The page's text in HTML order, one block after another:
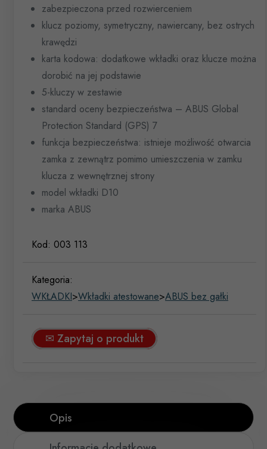
zabezpieczona przed rozwierceniem
klucz poziomy, symetryczny, nawiercany, bez ostrych
krawędzi
karta kodowa: dodatkowe wkładki oraz klucze można
dorobić na jej podstawie
5-kluczy w zestawie
standard oceny bezpieczeństwa – ABUS Global
Protection Standard (GPS) 7
funkcja bezpieczeństwa: istnieje możliwość otwarcia
zamka z zewnątrz pomimo umieszczenia w zamku
klucza z wewnętrznej strony
model wkładki D10
marka ABUS
Kod: 003 113
Kategoria:
WKŁADKI>Wkładki atestowane>ABUS bez gałki
✉ Zapytaj o produkt
Opis